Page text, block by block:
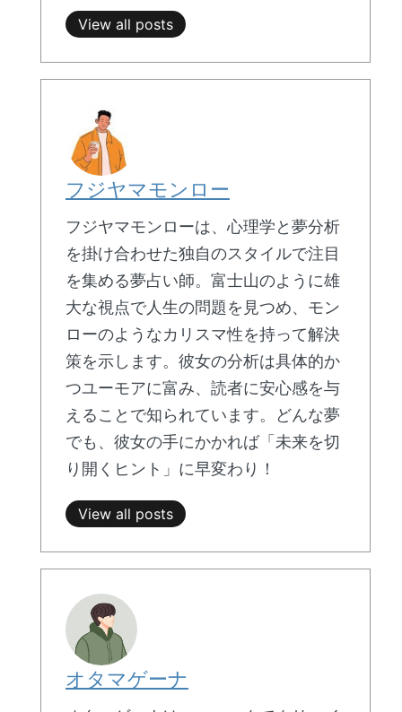
View all posts
フジヤマモンロー
フジヤマモンローは、心理学と夢分析
を掛け合わせた独自のスタイルで注目
を集める夢占い師。富士山のように雄
大な視点で人生の問題を見つめ、モン
ローのようなカリスマ性を持って解決
策を示します。彼女の分析は具体的か
つユーモアに富み、読者に安心感を与
えることで知られています。どんな夢
でも、彼女の手にかかれば「未来を切
り開くヒント」に早変わり！
View all posts
オタマゲーナ